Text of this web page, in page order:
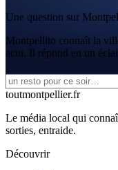
Une question sur
Montpellito connaît la
actu. Il répond en un
toutmontpellier.fr
Le média local qui
sorties, entraide.
Découvrir